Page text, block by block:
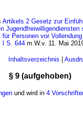
Artikels 2 Gesetz zur
Jugendfreiwilligendiensten
Personen vor
I S. 644 m.W.v. 11. Mai
Inhaltsverzeichnis |
§ 9 (aufgehoben)
und wird in4